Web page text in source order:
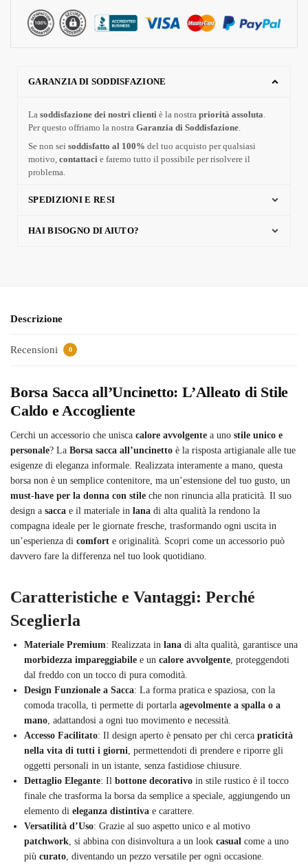
GARANZIA DI SODDISFAZIONE
La soddisfazione dei nostri clienti è la nostra priorità assoluta
Per questo offriamo la nostra Garanzia di Soddisfazione
Se non sei soddisfatto al 100% del tuo acquisto per qualsiasi
motivo, contattaci e faremo tutto il possibile per risolvere il
problema.
SPEDIZIONI E RESI
HAI BISOGNO DI AIUTO?
Descrizione
Recensioni 0
Borsa Sacca all’Uncinetto: L’Alleato di Stile
Caldo e Accogliente
Cerchi un accessorio che unisca calore avvolgente a uno stile unico e
personale? La Borsa sacca all’uncinetto è la risposta artigianale alle tue
esigenze di eleganza informale. Realizzata interamente a mano, questa
borsa non è un semplice contenitore, ma un’estensione del tuo gusto, un
must-have per la donna con stile che non rinuncia alla praticità. Il suo
design a sacca e il materiale in lana di alta qualità la rendono la
compagna ideale per le giornate fresche, trasformando ogni uscita in
un’esperienza di comfort e originalità. Scopri come un accessorio può
davvero fare la differenza nel tuo look quotidiano.
Caratteristiche e Vantaggi: Perché
Sceglierla
Materiale Premium: Realizzata in lana di alta qualità, garantisce una
morbidezza impareggiabile e un calore avvolgente, proteggendoti
dal freddo con un tocco di pura comodità.
Design Funzionale a Sacca: La forma pratica e spaziosa, con la
comoda tracolla, ti permette di portarla agevolmente a spalla o a
mano, adattandosi a ogni tuo movimento e necessità.
Accesso Facilitato: Il design aperto è pensato per chi cerca praticità
nella vita di tutti i giorni, permettendoti di prendere e riporre gli
oggetti personali in un istante, senza fastidiose chiusure.
Dettaglio Elegante: Il bottone decorativo in stile rustico è il tocco
finale che trasforma la borsa da semplice a speciale, aggiungendo un
elemento di eleganza distintiva e carattere.
Versatilità d’Uso: Grazie al suo aspetto unico e al motivo
patchwork, si abbina con disinvoltura a un look casual come a uno
più curato, diventando un pezzo versatile per ogni occasione.